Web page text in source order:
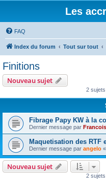
Les
FAQ
Index du forum Tout sur tout
Finitions
Nouveau sujet
2 sujets
Fibrage Papy KW à la
Dernier message par Francois
Maquetisation des RTF
Dernier message par angelo «
Nouveau sujet
2 sujets